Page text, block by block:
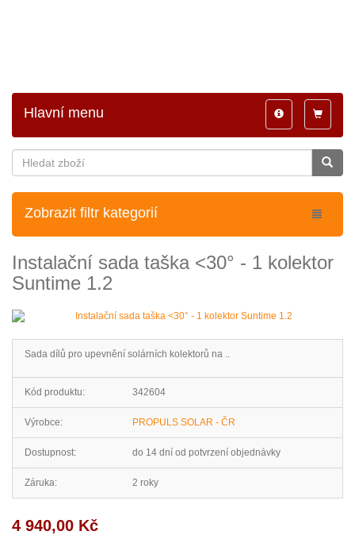
Toggle
Toggle
navigation
Hlavní menu
Zobrazit filtr kategorií
Instalační sada taška <30° - 1 kolektor
Suntime 1.2
Sada dílů pro upevnění solárních kolektorů na ..
Kód produktu: 342604
Výrobce: PROPULS SOLAR - ČR
Dostupnost: do 14 dní od potvrzení objednávky
Záruka: 2 roky
4 940,00 Kč